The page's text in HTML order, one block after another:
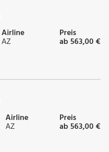
Airline
AZ
Preis
ab 563,00 €
Airline
AZ
Preis
ab 563,00 €